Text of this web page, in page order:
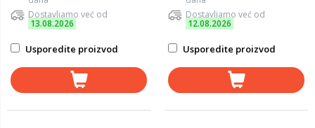
Dostavljamo već od
13.08.2026
Usporedite proizvod
Dostavljamo već od
12.08.2026
Usporedite proizvod